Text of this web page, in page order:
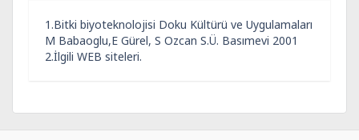
1.Bitki biyoteknolojisi Doku Kültürü ve Uygulamaları
M Babaoglu,E Gürel, S Ozcan S.Ü. Basımevi 2001
2.İlgili WEB siteleri.